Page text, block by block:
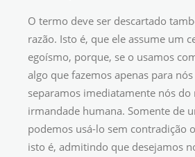
O termo deve ser descartado
razão. Isto é, que ele assume um
egoísmo, porque, se o usamos
algo que fazemos apenas para
separamos imediatamente nós do
irmandade humana. Somente de
podemos usá-lo sem contradição
isto é, admitindo que desejamos